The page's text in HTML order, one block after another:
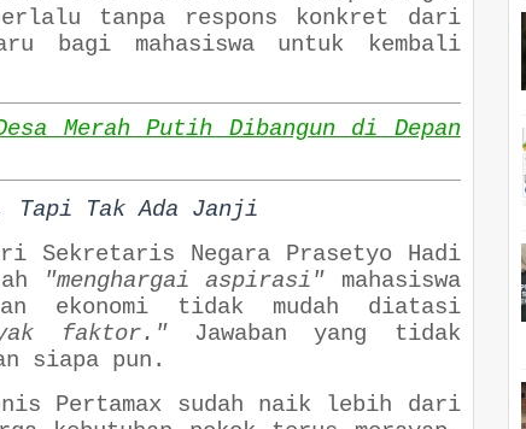
tanpa respons konkret dari
bagi mahasiswa untuk kembali
Merah Putih Dibangun di Depan
Tapi Tak Ada Janji
Sekretaris Negara Prasetyo Hadi
"menghargai aspirasi"
mahasiswa
ekonomi tidak mudah diatasi
faktor."
Jawaban yang tidak
siapa pun.
Pertamax sudah naik lebih dari